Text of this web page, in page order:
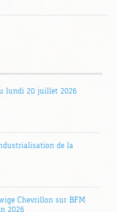
lundi 20 juillet 2026
de la
Chevrillon sur BFM
2026